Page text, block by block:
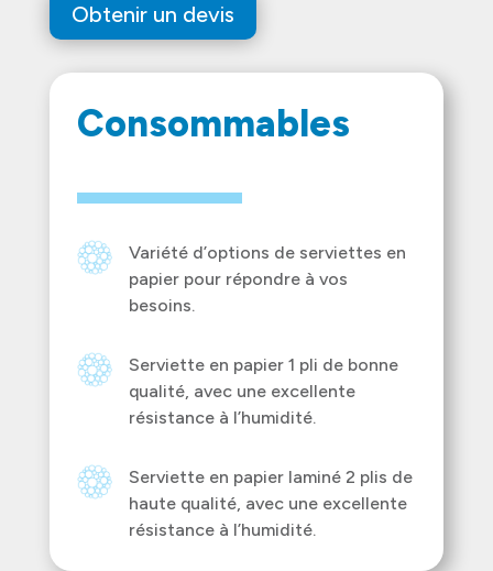
Obtenir un devis
Consommables
Variété d’options de serviettes en
papier pour répondre à vos
besoins.
Serviette en papier 1 pli de bonne
qualité, avec une excellente
résistance à l’humidité.
Serviette en papier laminé 2 plis de
haute qualité, avec une excellente
résistance à l’humidité.